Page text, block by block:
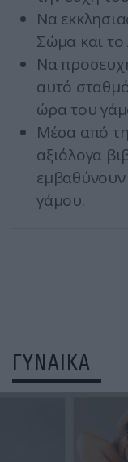
Να
Σώμα και
Να
αυτό
ώρα του
Μέσα από
αξιόλογα
εμβαθύνουν
γάμου.
ΓΥΝΑΙΚΑ